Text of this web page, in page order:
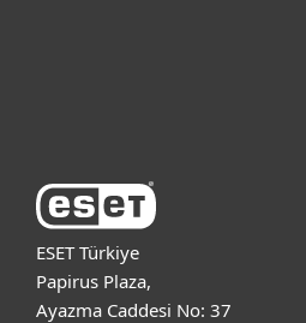
ESET Türkiye
Papirus Plaza,
Ayazma Caddesi No: 37